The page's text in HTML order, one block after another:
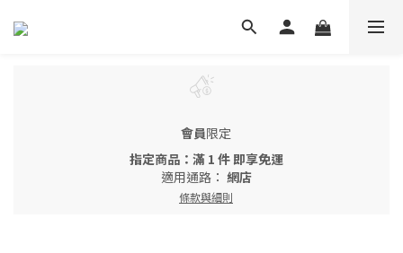
會員限定
指定商品：滿 1 件 即享免運
適用通路： 網店
條款與細則